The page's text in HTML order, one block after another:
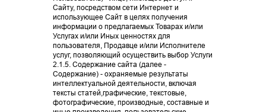
Сайту, посредством сети Интернет и
использующее Сайт в целях получения
информации о предлагаемых Товарах и/или
Услугах и/или Иных ценностях для
пользователя, Продавце и/или Исполнителе
услуг, позволяющий осуществить выбор Услуги
2.1.5. Содержание сайта (далее -
Содержание) - охраняемые результаты
интеллектуальной деятельности, включая
тексты статей,графические, текстовые,
фотографические, производные, составные и